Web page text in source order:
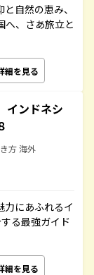
自然の恵み、
へ、さあ旅立と
細を見る
ンドネシ
方 海外
力にあふれるイ
る最強ガイド
細を見る